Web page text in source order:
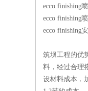
ecco finishing
ecco finishing
ecco finishing
筑坝工程的优
料，经过合理
设材料成本，